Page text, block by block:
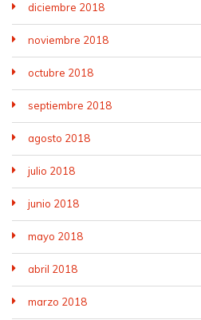
diciembre 2018
noviembre 2018
octubre 2018
septiembre 2018
agosto 2018
julio 2018
junio 2018
mayo 2018
abril 2018
marzo 2018